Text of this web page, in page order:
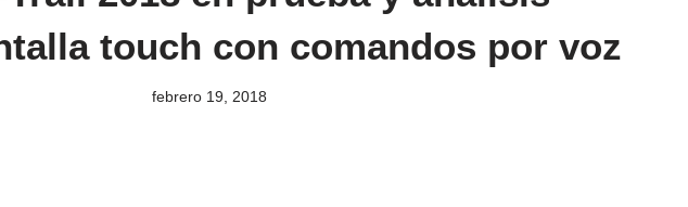
touch con comandos por voz
febrero 19, 2018